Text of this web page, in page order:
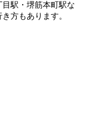
駅・堺筋本町駅な
方もあります。